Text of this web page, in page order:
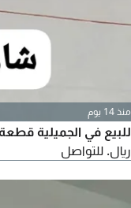
منذ 14 يوم
ريال. للتواصل